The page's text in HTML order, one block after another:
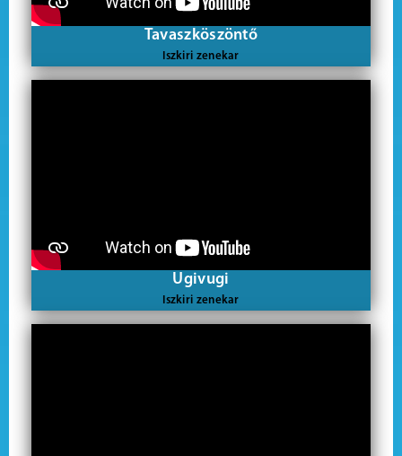
Tavaszköszöntő
Iszkiri zenekar
Ugivugi
Iszkiri zenekar